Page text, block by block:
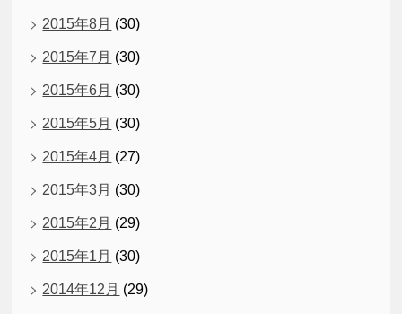
2015年8月 (30)
2015年7月 (30)
2015年6月 (30)
2015年5月 (30)
2015年4月 (27)
2015年3月 (30)
2015年2月 (29)
2015年1月 (30)
2014年12月 (29)